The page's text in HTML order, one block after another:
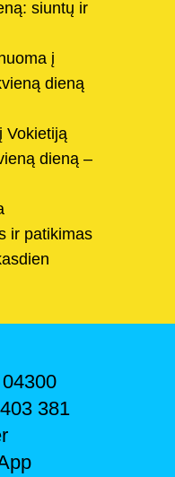
siuntų ir
į
dieną
Vokietiją
dieną –
ir patikimas
381